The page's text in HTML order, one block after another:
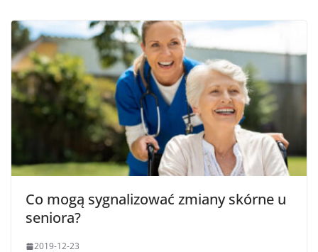
Co mogą sygnalizować zmiany skórne u
seniora?
2019-12-23